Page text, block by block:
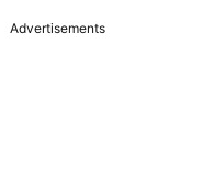
Advertisements